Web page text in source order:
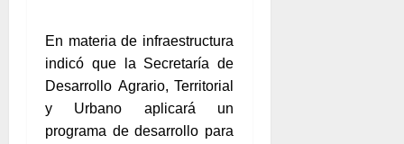
En materia de infraestructura
indicó que la Secretaría de
Desarrollo Agrario, Territorial
y Urbano aplicará un
programa de desarrollo para